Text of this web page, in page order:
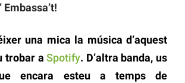
Embassa’t!
una mica la música d’aquest
trobar aSpotify. D’altra banda, us
encara esteu a temps de